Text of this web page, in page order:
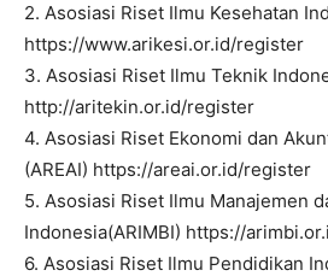
2. Asosiasi Riset Ilmu Kesehatan
https://www.arikesi.or.id/register
3. Asosiasi Riset Ilmu Teknik
http://aritekin.or.id/register
4. Asosiasi Riset Ekonomi dan
(AREAI) https://areai.or.id/register
5. Asosiasi Riset Ilmu Manajemen
Indonesia(ARIMBI) https://
6. Asosiasi Riset Ilmu Pendidikan